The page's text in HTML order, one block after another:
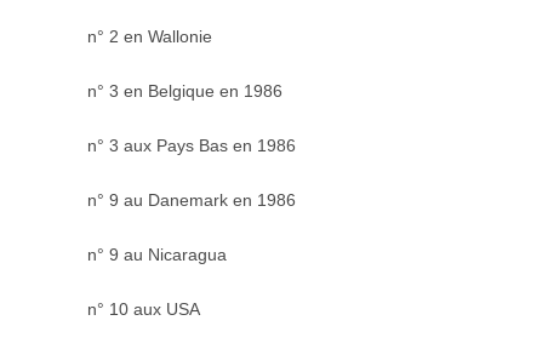
n° 2 en Wallonie
n° 3 en Belgique en 1986
n° 3 aux Pays Bas en 1986
n° 9 au Danemark en 1986
n° 9 au Nicaragua
n° 10 aux USA